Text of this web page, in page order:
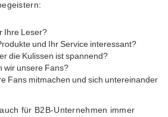
Ihre Leser?
und Ihr Service interessant?
die Kulissen ist spannend?
wir unsere Fans?
Fans mitmachen und sich untereinander
für B2B-Unternehmen immer